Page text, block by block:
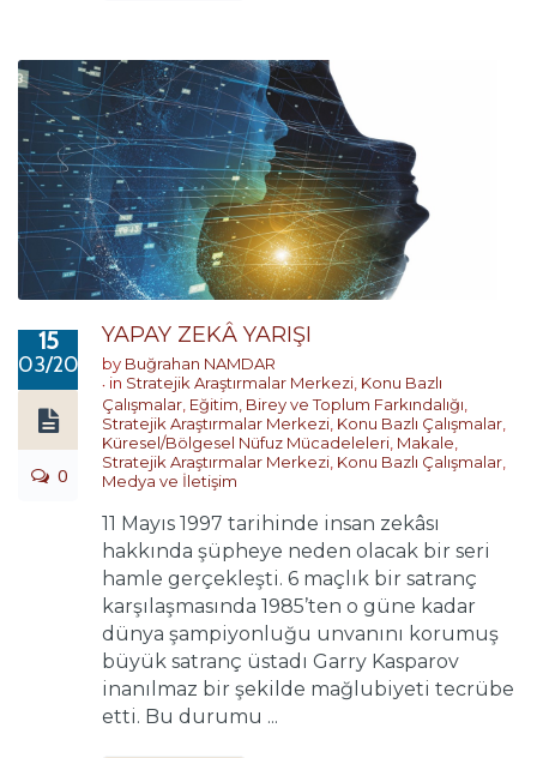
15
03/2019
0
YAPAY ZEKÂ YARIŞI
by Buğrahan NAMDAR
in Stratejik Araştırmalar Merkezi Konu Bazlı
Çalışmalar Eğitim, Birey ve Toplum Farkındalığı
Stratejik Araştırmalar Merkezi Konu Bazlı Çalışmalar
Küresel/Bölgesel Nüfuz Mücadeleleri Makale
Stratejik Araştırmalar Merkezi Konu Bazlı Çalışmalar
Medya ve İletişim
11 Mayıs 1997 tarihinde insan zekâsı
hakkında şüpheye neden olacak bir seri
hamle gerçekleşti. 6 maçlık bir satranç
karşılaşmasında 1985’ten o güne kadar
dünya şampiyonluğu unvanını korumuş
büyük satranç üstadı Garry Kasparov
inanılmaz bir şekilde mağlubiyeti tecrübe
etti. Bu durumu ...